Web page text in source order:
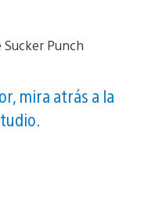
mira atrás a la